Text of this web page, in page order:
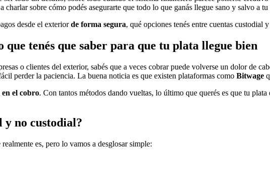
charlar sobre cómo podés asegurarte que todo lo que ganás llegue sano y salvo a
desde el exteriorde forma segura, qué opciones tenés entre cuentas custodial
tenés que saber para que tu plata llegue bien
o clientes del exterior, sabés que a veces cobrar puede volverse un dolor de
perder la paciencia. La buena noticia es que existen plataformas como Bitwage
el cobro. Con tantos métodos dando vueltas, lo último que querés es que tu
y no custodial?
es, pero lo vamos a desglosar simple: